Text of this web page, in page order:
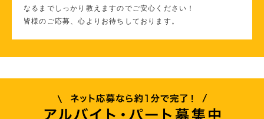
なるまでしっかり教えますのでご安心ください！
皆様のご応募、心よりお待ちしております。